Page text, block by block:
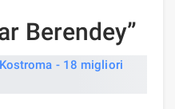
Berendey”